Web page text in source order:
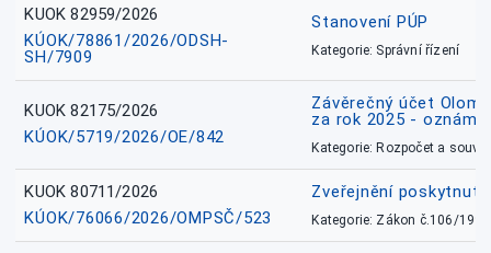
KUOK 82959/2026
KÚOK/78861/2026/ODSH-
SH/7909
Stanovení PÚP
Kategorie: Správní řízení
KUOK 82175/2026
KÚOK/5719/2026/OE/842
Závěrečný účet
za rok 2025 -
Kategorie: Rozpočet a
KUOK 80711/2026
KÚOK/76066/2026/OMPSČ/523
Zveřejnění
Kategorie: Zákon č.106/1999